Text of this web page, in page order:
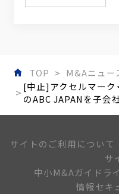
TOP
M&Aニュー
[中止]アクセルマー
のABC JAPANを子会
サイトのご利用について
サ
中小M&Aガイドラ
情報セキ